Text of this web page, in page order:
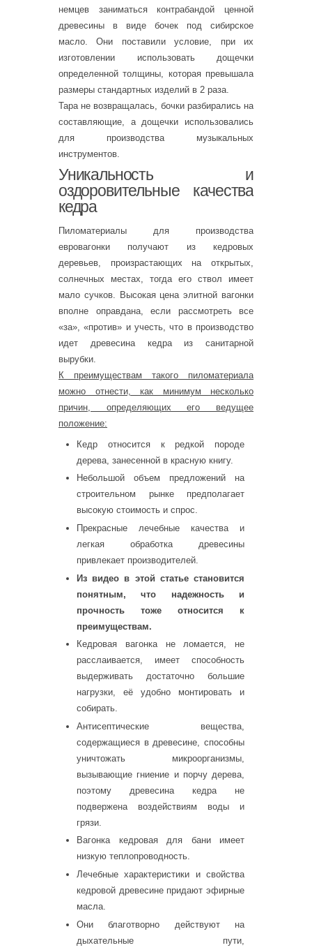
немцев заниматься контрабандой ценной
древесины в виде бочек под сибирское
масло. Они поставили условие, при их
изготовлении использовать дощечки
определенной толщины, которая превышала
размеры стандартных изделий в 2 раза.
Тара не возвращалась, бочки разбирались на
составляющие, а дощечки использовались
для производства музыкальных
инструментов.
Уникальность и
оздоровительные качества
кедра
Пиломатериалы для производства
евровагонки получают из кедровых
деревьев, произрастающих на открытых,
солнечных местах, тогда его ствол имеет
мало сучков. Высокая цена элитной вагонки
вполне оправдана, если рассмотреть все
«за», «против» и учесть, что в производство
идет древесина кедра из санитарной
вырубки.
К преимуществам такого пиломатериала
можно отнести, как минимум несколько
причин, определяющих его ведущее
положение:
Кедр относится к редкой породе
дерева, занесенной в красную книгу.
Небольшой объем предложений на
строительном рынке предполагает
высокую стоимость и спрос.
Прекрасные лечебные качества и
легкая обработка древесины
привлекает производителей.
Из видео в этой статье становится
понятным, что надежность и
прочность тоже относится к
преимуществам.
Кедровая вагонка не ломается, не
расслаивается, имеет способность
выдерживать достаточно большие
нагрузки, её удобно монтировать и
собирать.
Антисептические вещества,
содержащиеся в древесине, способны
уничтожать микроорганизмы,
вызывающие гниение и порчу дерева,
поэтому древесина кедра не
подвержена воздействиям воды и
грязи.
Вагонка кедровая для бани имеет
низкую теплопроводность.
Лечебные характеристики и свойства
кедровой древесине придают эфирные
масла.
Они благотворно действуют на
дыхательные пути,